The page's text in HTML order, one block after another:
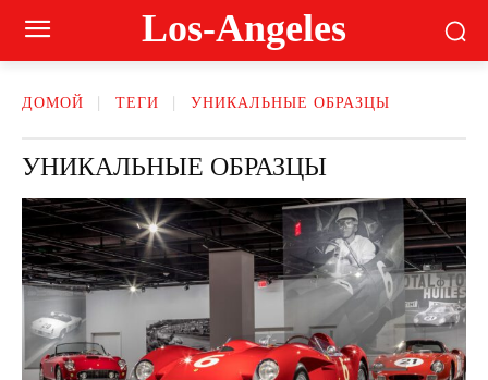
Los-Angeles
ДОМОЙ ТЕГИ УНИКАЛЬНЫЕ ОБРАЗЦЫ
УНИКАЛЬНЫЕ ОБРАЗЦЫ